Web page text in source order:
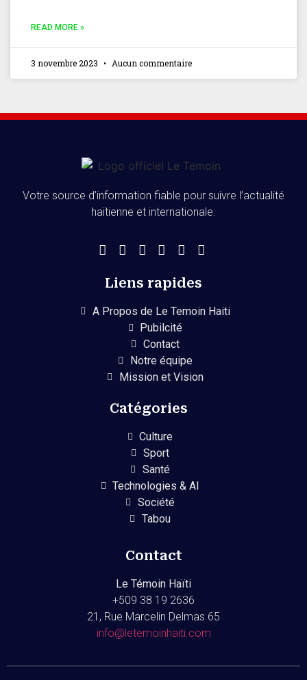
READ MORE »
3 novembre 2023 Aucun commentaire
Votre source d’information fiable pour suivre l’actualité
haïtienne et internationale.
Liens rapides
A Propos de Le Temoin Haiti
Pubilcité
Contact
Notre équipe
Mission et Vision
Catégories
Culture
Sport
Santé
Technologies & AI
Société
Tabou
Contact
Le Témoin Haïti
+509 38 19 2636
21, Rue Marcelin Delmas 65
info@letemoinhaiti.com